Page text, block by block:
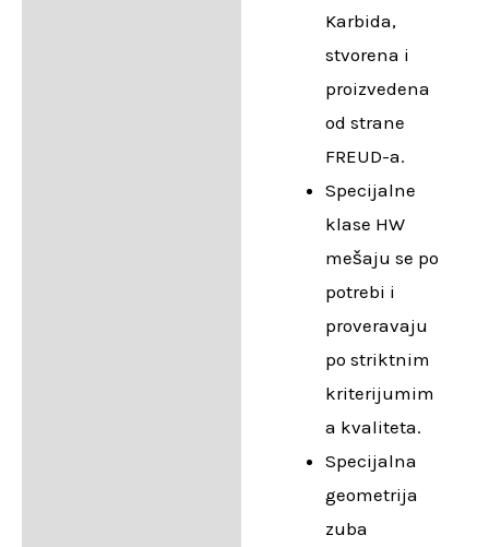
Karbida,
stvorena i
proizvedena
od strane
FREUD-a.
Specijalne
klase HW
mešaju se po
potrebi i
proveravaju
po striktnim
kriterijumim
a kvaliteta.
Specijalna
geometrija
zuba